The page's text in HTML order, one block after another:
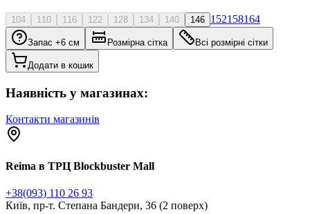
104 110 116 122 128 134 140 146 152158164
Запас +6 см Розмірна сітка Всі розмірні сітки
Додати в кошик
Наявність у магазинах:
Контакти магазинів
Reima в ТРЦ Blockbuster Mall
+38(093) 110 26 93
Київ, пр-т. Степана Бандери, 36 (2 поверх)